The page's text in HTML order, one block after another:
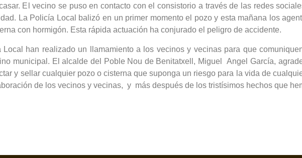
El vecino se puso en contacto con el consistorio a través de las redes
La Policía Local balizó en un primer momento el pozo y esta mañana los
con hormigón. Esta rápida actuación ha conjurado el peligro de accidente.
Local han realizado un llamamiento a los vecinos y vecinas para que
municipal. El alcalde del Poble Nou de Benitatxell, Miguel Angel García,
y sellar cualquier pozo o cisterna que suponga un riesgo para la vida de
de los vecinos y vecinas, y más después de los tristísimos hechos que